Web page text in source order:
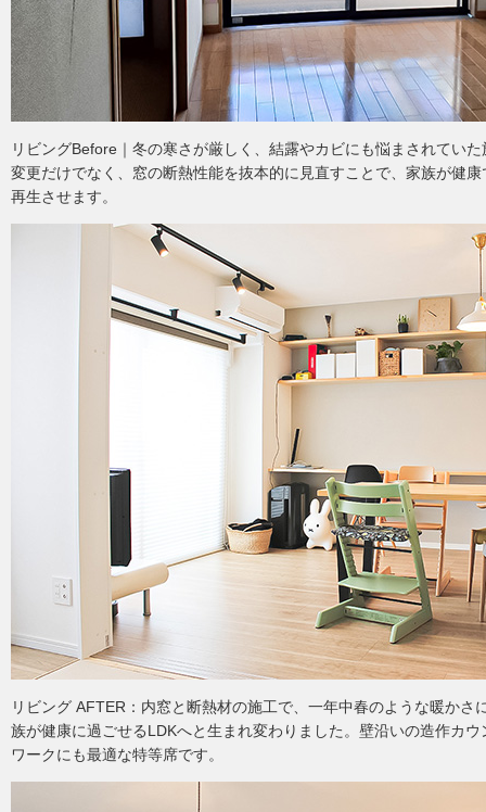
リビングBefore｜冬の寒さが厳しく、結露やカビにも悩まされてい
変更だけでなく、窓の断熱性能を抜本的に見直すことで、家族が健
再生させます。
リビング AFTER：内窓と断熱材の施工で、一年中春のような暖かさ
族が健康に過ごせるLDKへと生まれ変わりました。壁沿いの造作カ
ワークにも最適な特等席です。